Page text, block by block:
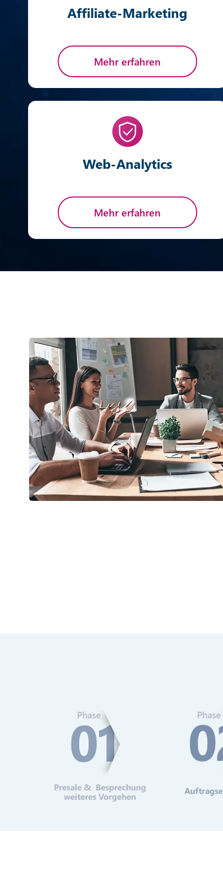
Affiliate-Marketing
Mehr erfahren
Web-Analytics
Mehr erfahren